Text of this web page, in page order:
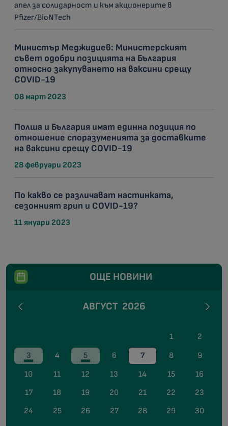
апел за солидарност и към акционерите в
Pfizer/BioNTech
Министър Меджидиев: Министерският
съвет одобри позицията на България
относно закупуването на ваксини срещу
COVID-19
08 март 2023
Полша и България имат единна позиция по
отношение споразуменията за доставките
на ваксини срещу COVID-19
28 февруари 2023
По какво се различават настинката,
сезонният грип и COVID-19?
11 януари 2023
ОЩЕ НОВИНИ
АВГУСТ 2026
1
2
3
4 5 6 7 8
9
10
11 12 13 14 15
16
17
18 19 20 21 22
23
24
25 26 27 28 29
30